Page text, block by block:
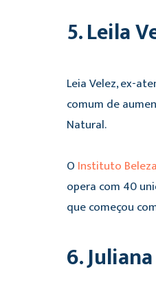
5. Leila
Leia Velez, ex-
comum de
Natural.
O Instituto
opera com 40
que começou
6.